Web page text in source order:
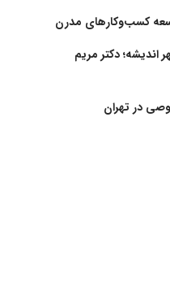
کسب‌وکارهای مدرن
اندیشه؛ دکتر مریم
در تهران